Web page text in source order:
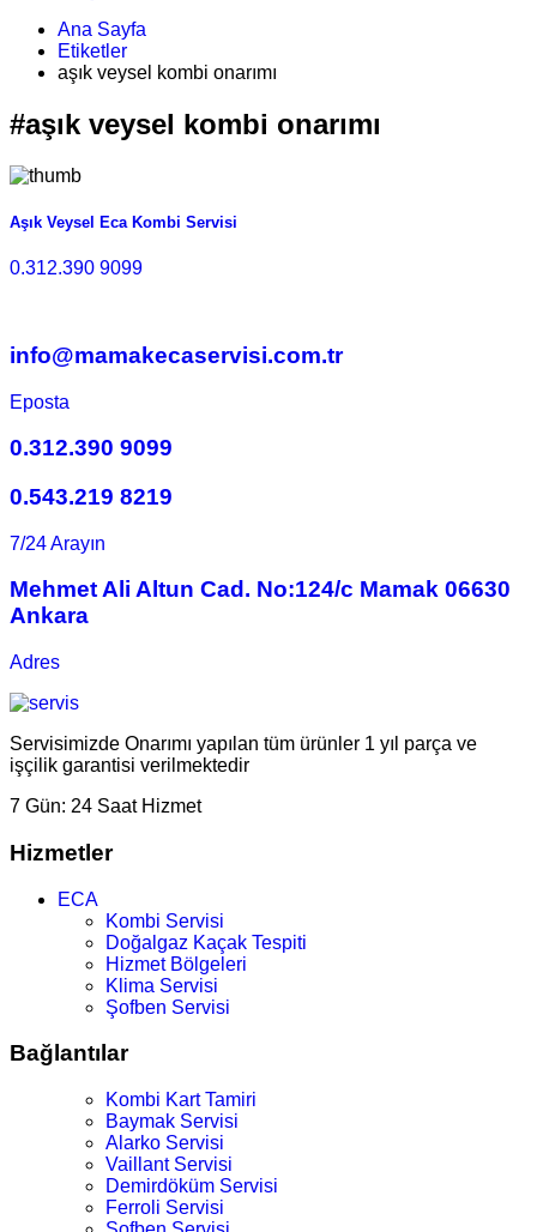
Ana Sayfa
Etiketler
aşık veysel kombi onarımı
#aşık veysel kombi onarımı
Aşık Veysel Eca Kombi Servisi
0.312.390 9099
info@mamakecaservisi.com.tr
Eposta
0.312.390 9099
0.543.219 8219
7/24 Arayın
Mehmet Ali Altun Cad. No:124/c Mamak 06630
Ankara
Adres
Servisimizde Onarımı yapılan tüm ürünler 1 yıl parça ve
işçilik garantisi verilmektedir
7 Gün: 24 Saat Hizmet
Hizmetler
ECA
Kombi Servisi
Doğalgaz Kaçak Tespiti
Hizmet Bölgeleri
Klima Servisi
Şofben Servisi
Bağlantılar
Kombi Kart Tamiri
Baymak Servisi
Alarko Servisi
Vaillant Servisi
Demirdöküm Servisi
Ferroli Servisi